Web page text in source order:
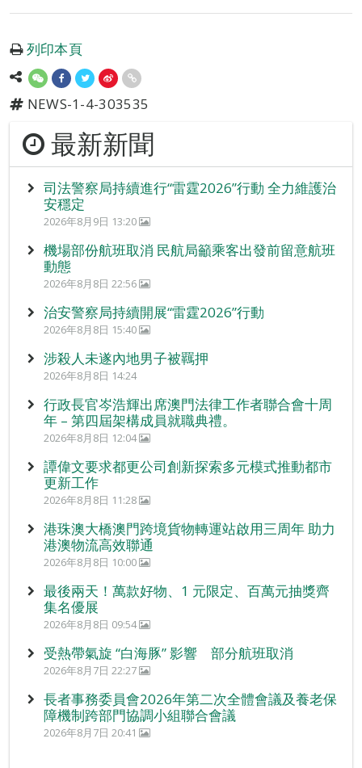
列印本頁
NEWS-1-4-303535
最新新聞
司法警察局持續進行“雷霆2026”行動 全力維護治
安穩定
2026年8月9日 13:20
機場部份航班取消 民航局籲乘客出發前留意航班
動態
2026年8月8日 22:56
治安警察局持續開展“雷霆2026”行動
2026年8月8日 15:40
涉殺人未遂內地男子被羈押
2026年8月8日 14:24
行政長官岑浩輝出席澳門法律工作者聯合會十周
年 – 第四屆架構成員就職典禮。
2026年8月8日 12:04
譚偉文要求都更公司創新探索多元模式推動都市
更新工作
2026年8月8日 11:28
港珠澳大橋澳門跨境貨物轉運站啟用三周年 助力
港澳物流高效聯通
2026年8月8日 10:00
最後兩天！萬款好物、1 元限定、百萬元抽獎齊
集名優展
2026年8月8日 09:54
受熱帶氣旋 “白海豚” 影響 部分航班取消
2026年8月7日 22:27
長者事務委員會2026年第二次全體會議及養老保
障機制跨部門協調小組聯合會議
2026年8月7日 20:41